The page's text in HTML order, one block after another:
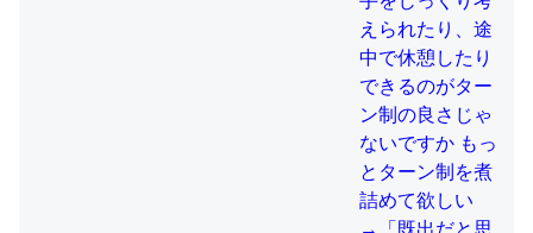
ウチもEchoを実家に置いて４年。でたまに覗いてる。ぼ
ちぼちRingも置こうかと画策中。あと、Googleマップで
位置情報を共有してる。電池残量や充電中かが分かるので
─たまにLINEするくらいだった遠方の父67歳と僕。ITツール導入で
コミュニケーションが劇的に変化した｜tayorini by LIFULL介護